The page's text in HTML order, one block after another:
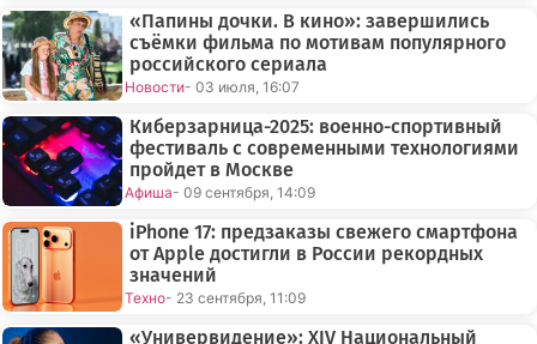
«Папины дочки. В кино»: завершились
съёмки фильма по мотивам популярного
российского сериала
Новости- 03 июля, 16:07
Киберзарница-2025: военно-спортивный
фестиваль с современными технологиями
пройдет в Москве
Афиша- 09 сентября, 14:09
iPhone 17: предзаказы свежего смартфона
от Apple достигли в России рекордных
значений
Техно- 23 сентября, 11:09
«Универвидение»: XIV Национальный